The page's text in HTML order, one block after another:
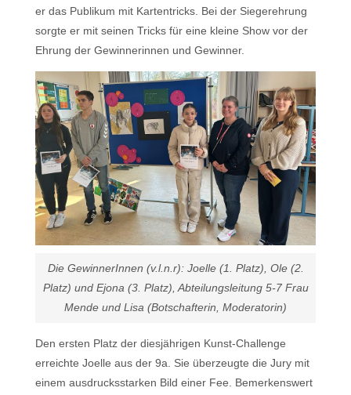
er das Publikum mit Kartentricks. Bei der Siegerehrung
sorgte er mit seinen Tricks für eine kleine Show vor der
Ehrung der Gewinnerinnen und Gewinner.
Die GewinnerInnen (v.l.n.r): Joelle (1. Platz), Ole (2.
Platz) und Ejona (3. Platz), Abteilungsleitung 5-7 Frau
Mende und Lisa (Botschafterin, Moderatorin)
Den ersten Platz der diesjährigen Kunst-Challenge
erreichte Joelle aus der 9a. Sie überzeugte die Jury mit
einem ausdrucksstarken Bild einer Fee. Bemerkenswert